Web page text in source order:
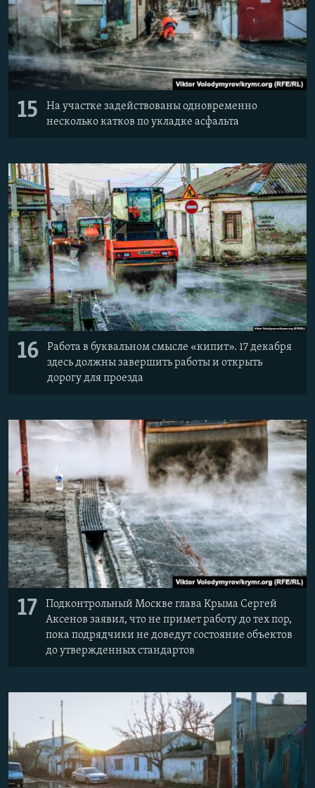
15
На участке задействованы одновременно
несколько катков по укладке асфальта
16
Работа в буквальном смысле «кипит». 17 декабря
здесь должны завершить работы и открыть
дорогу для проезда
17
Подконтрольный Москве глава Крыма Сергей
Аксенов заявил, что не примет работу до тех пор,
пока подрядчики не доведут состояние объектов
до утвержденных стандартов